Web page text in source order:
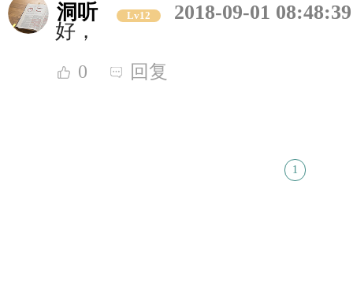
洞听 Lv12
2018-09-01 08:48:39
好，
0 回复
1